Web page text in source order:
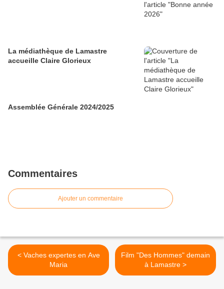
La médiathèque de Lamastre
accueille Claire Glorieux
Assemblée Générale 2024/2025
Commentaires
Ajouter un commentaire
< Vaches expertes en Ave
Maria
Film "Des Hommes" demain
à Lamastre >